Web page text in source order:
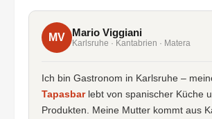
MV Mario Viggiani
Karlsruhe · Kantabrien · Matera
Ich bin Gastronom in Karlsruhe –
Tapasbarlebt von spanischer Küche
Produkten. Meine Mutter kommt aus